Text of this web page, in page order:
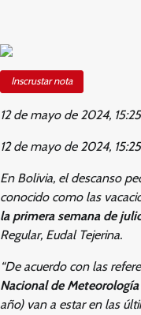
Inscrustar nota
12 de mayo de 2024,
12 de mayo de 2024,
En Bolivia, el descanso
conocido como las
la primera semana de
Regular, Eudal Tejerina.
“De acuerdo con las
Nacional de
año) van a estar en las